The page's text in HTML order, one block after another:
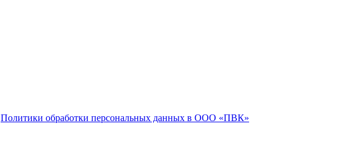
Политики обработки персональных данных в ООО «ПВК»